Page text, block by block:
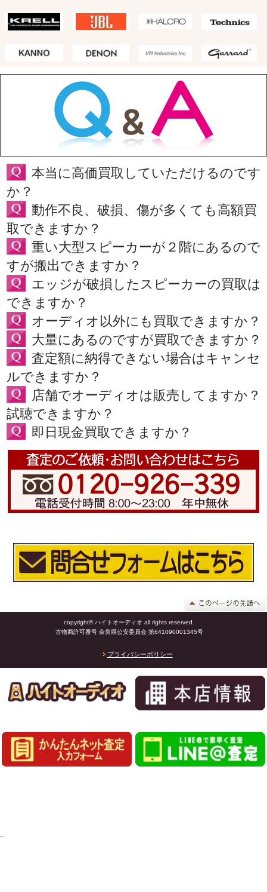
本当に高価買取していただけるのです
か？
動作不良、破損、傷が多くても高額買
取できますか？
重い大型スピーカーが２階にあるので
すが搬出できますか？
エッジが破損したスピーカーの買取は
できますか？
オーディオ以外にも買取できますか？
大量にあるのですが買取できますか？
査定額に納得できない場合はキャンセ
ルできますか？
店舗でオーディオは販売してますか？
試聴できますか？
即日現金買取できますか？
copyright© ハイトオーディオ all rights reserved.
古物商許可番号 奈良県公安委員会 第641090001345号
プライバシーポリシー